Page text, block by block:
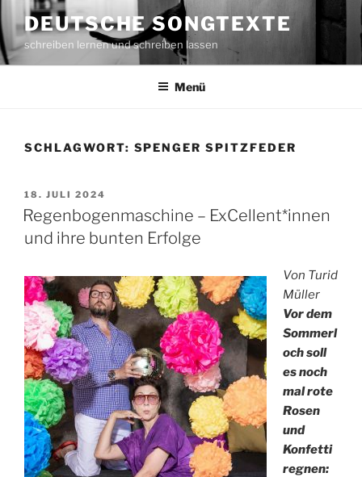
Zum
Inhalt
springen
DEUTSCHE SONGTEXTE
schreiben lernen und schreiben lassen
Menü
SCHLAGWORT: SPENGER SPITZFEDER
VERÖFFENTLICHT
AM
18. JULI 2024
Regenbogenmaschine – ExCellent*innen
und ihre bunten Erfolge
Von Turid
Müller
Vor dem
Sommerl
och soll
es noch
mal rote
Rosen
und
Konfetti
regnen: